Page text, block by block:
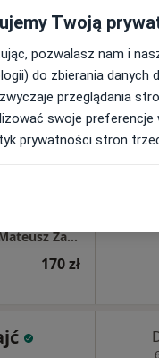
140 zł
Gabinet Fizjoterapii i Terapii Manualnej Mateusz Załuska
170 zł
Twoją
pozwalasz nam i
do zbierania
przeglądania
swoje preferencje
prywatności stron